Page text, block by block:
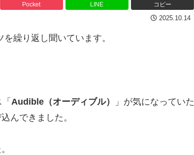
Pocket LINE コピー
2025.10.14
繰り返し聞いています。
Audible（オーディブル）
」が気になっていた
んできました。